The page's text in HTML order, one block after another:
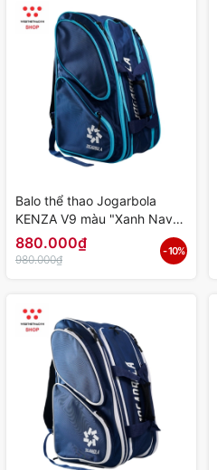
Balo thể thao Jogarbola
KENZA V9 màu "Xanh Navy"
- Hàng Chính Hãng
880.000₫
980.000₫
- 10%